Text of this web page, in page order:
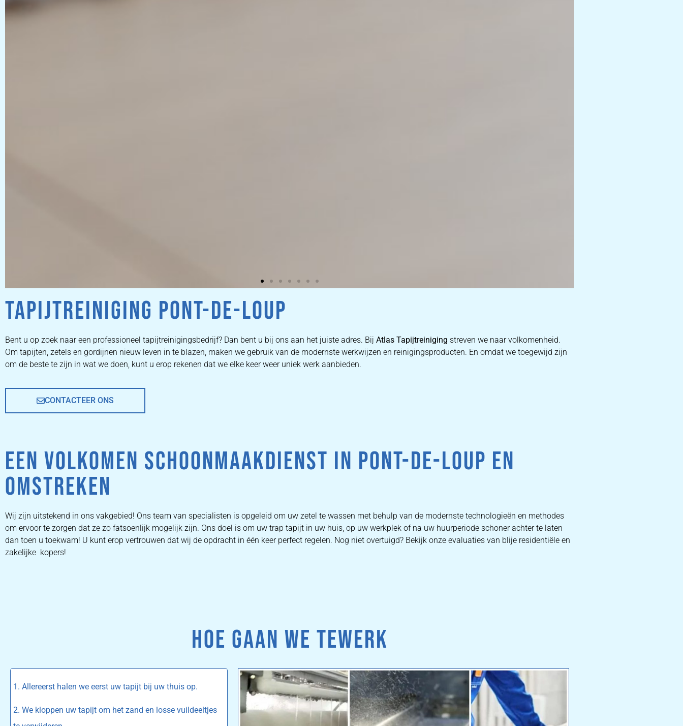
ZETEL
REINIGEN
ZETEL REINIGEN DOOR
PRIJZEN
TAPIJTREINIGING PONT-DE-LOUP
Bent u op zoek naar een professioneel tapijtreinigingsbedrijf? Dan bent u bij ons aan het juiste adres. Bij Atlas Tapijtreiniging streven we naar volkomenheid.
Om tapijten, zetels en gordijnen nieuw leven in te blazen, maken we gebruik van de modernste werkwijzen en reinigingsproducten. En omdat we toegewijd zijn
om de beste te zijn in wat we doen, kunt u erop rekenen dat we elke keer weer uniek werk aanbieden.
CONTACTEER ONS
EEN VOLKOMEN SCHOONMAAKDIENST IN PONT-DE-LOUP EN
OMSTREKEN
Wij zijn uitstekend in ons vakgebied! Ons team van specialisten is opgeleid om uw zetel te wassen met behulp van de modernste technologieën en methodes
om ervoor te zorgen dat ze zo fatsoenlijk mogelijk zijn. Ons doel is om uw trap tapijt in uw huis, op uw werkplek of na uw huurperiode schoner achter te laten
dan toen u toekwam! U kunt erop vertrouwen dat wij de opdracht in één keer perfect regelen. Nog niet overtuigd? Bekijk onze evaluaties van blije residentiële en
zakelijke kopers!
HOE GAAN WE TEWERK
1. Allereerst halen we eerst uw tapijt bij uw thuis op.
2. We kloppen uw tapijt om het zand en losse vuildeeltjes